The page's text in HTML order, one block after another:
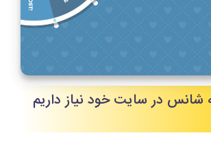
شانس در سایت خود نیاز داریم